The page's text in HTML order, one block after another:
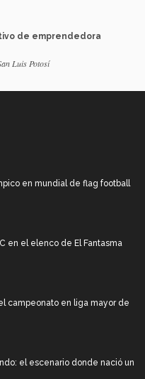
de emprendedora
Luis Potosí
en mundial de flag football
en el elenco de El Fantasma
campeonato en liga mayor de
el escenario donde nació un